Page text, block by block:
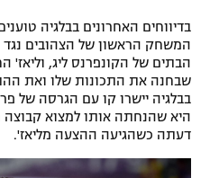
תנאי שימוש
מדיניות פרטיות
ספורט אתגרי ואקסטרים
אומנויות לחימה
גיימינג E-Sports
בדיווחים האחרונים בבלגיה
המשחק הראשון של הצהובים נגד
הבתים של הקונפרנס ליג, וליאז'
שבחנה את התכונות שלו ואת
בבלגיה יישרו קו עם הגרסה של
היא שהנחתה אותו למצוא
דעתה כשהגיעה ההצעה מליאז'.